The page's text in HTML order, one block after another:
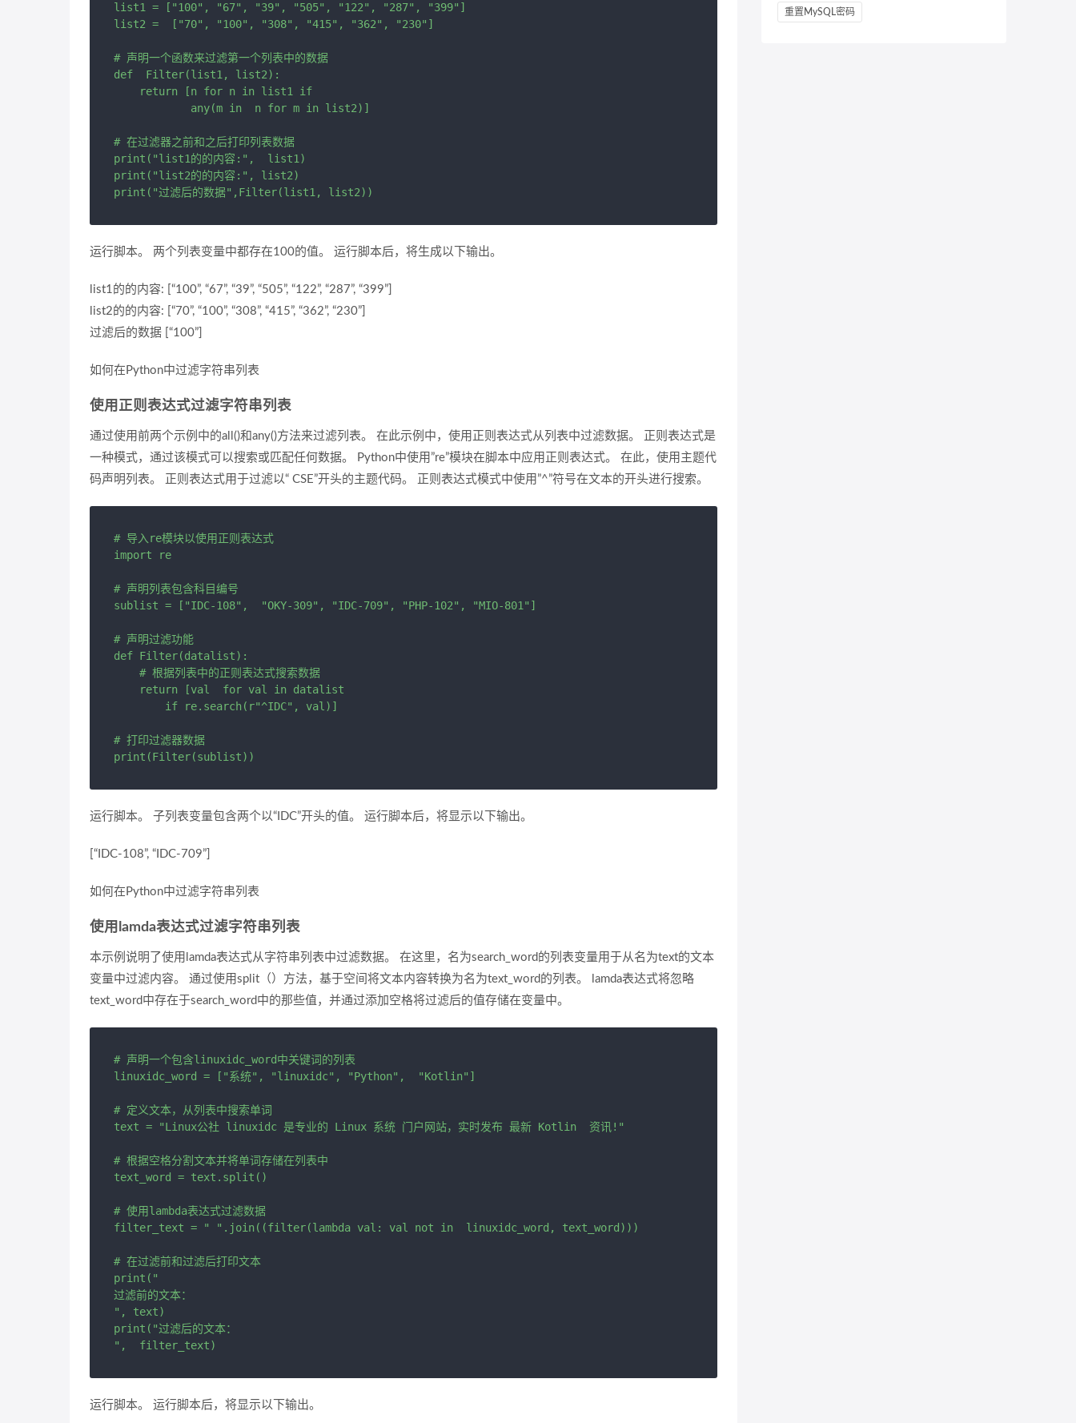
list1 = ["100", "67", "39", "505", "122", "287", "399"]
list2 =  ["70", "100", "308", "415", "362", "230"]
# 声明一个函数来过滤第一个列表中的数据
def  Filter(list1, list2):
    return [n for n in list1 if
            any(m in  n for m in list2)]
# 在过滤器之前和之后打印列表数据
print("list1的的内容:",  list1)
print("list2的的内容:", list2)
运行脚本。 两个列表变量中都存在100的值。 运行脚本后，将生成以下输出。
list1的的内容: [“100”, “67”, “39”, “505”, “122”, “287”, “399”]
list2的的内容: [“70”, “100”, “308”, “415”, “362”, “230”]
过滤后的数据 [“100”]
如何在Python中过滤字符串列表
使用正则表达式过滤字符串列表
通过使用前两个示例中的all()和any()方法来过滤列表。 在此示例中，使用正则表达式从列表中过滤数据。 正则表达式是
一种模式，通过该模式可以搜索或匹配任何数据。 Python中使用”re”模块在脚本中应用正则表达式。 在此，使用主题代
码声明列表。 正则表达式用于过滤以“ CSE”开头的主题代码。 正则表达式模式中使用”^”符号在文本的开头进行搜索。
# 导入re模块以使用正则表达式
import re
# 声明列表包含科目编号
sublist = ["IDC-108",  "OKY-309", "IDC-709", "PHP-102", "MIO-801"]
# 声明过滤功能
def Filter(datalist):
    # 根据列表中的正则表达式搜索数据
    return [val  for val in datalist
        if re.search(r"^IDC", val)]
# 打印过滤器数据
运行脚本。 子列表变量包含两个以“IDC”开头的值。 运行脚本后，将显示以下输出。
[“IDC-108”, “IDC-709”]
如何在Python中过滤字符串列表
使用lamda表达式过滤字符串列表
本示例说明了使用lamda表达式从字符串列表中过滤数据。 在这里，名为search_word的列表变量用于从名为text的文本
变量中过滤内容。 通过使用split（）方法，基于空间将文本内容转换为名为text_word的列表。 lamda表达式将忽略
text_word中存在于search_word中的那些值，并通过添加空格将过滤后的值存储在变量中。
# 声明一个包含linuxidc_word中关键词的列表
linuxidc_word = ["系统", "linuxidc", "Python",  "Kotlin"]
# 定义文本，从列表中搜索单词
text = "Linux公社 linuxidc 是专业的 Linux 系统 门户网站，实时发布 最新 Kotlin  资讯!"
# 根据空格分割文本并将单词存储在列表中
text_word = text.split()
# 使用lambda表达式过滤数据
filter_text = " ".join((filter(lambda val: val not in  linuxidc_word, text_word)))
# 在过滤前和过滤后打印文本
print("
过滤前的文本：
", text)
print("过滤后的文本：
运行脚本。 运行脚本后，将显示以下输出。
重置MySQL密码